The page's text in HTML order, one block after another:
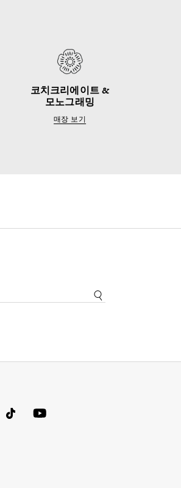
코치크리에이트 &
모노그래밍
매장 보기